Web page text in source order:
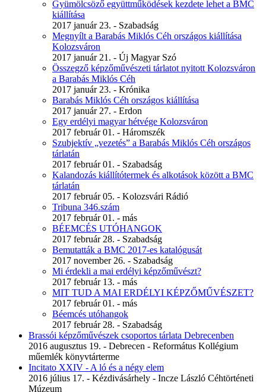
Gyümölcsöző együttműködések kezdete lehet a BMC
kiállítása
2017 január 23. - Szabadság
Megnyílt a Barabás Miklós Céh országos kiállítása
Kolozsváron
2017 január 21. - Új Magyar Szó
Összegző képzőművészeti tárlatot nyitott Kolozsváron
a Barabás Miklós Céh
2017 január 23. - Krónika
Barabás Miklós Céh országos kiállítása
2017 január 27. - Erdon
Egy erdélyi magyar hétvége Kolozsváron
2017 február 01. - Háromszék
Szubjektív „vezetés” a Barabás Miklós Céh országos
tárlatán
2017 február 01. - Szabadság
Kalandozás kiállítótermek és alkotások között a BMC
tárlatán
2017 február 05. - Kolozsvári Rádió
Tribuna 346.szám
2017 február 01. - más
BÉEMCÉS UTÓHANGOK
2017 február 28. - Szabadság
Bemutatták a BMC 2017-es katalógusát
2017 november 26. - Szabadság
Mi érdekli a mai erdélyi képzőművészt?
2017 február 13. - más
MIT TUD A MAI ERDÉLYI KÉPZŐMŰVÉSZET?
2017 február 01. - más
Béemcés utóhangok
2017 február 28. - Szabadság
Brassói képzőművészek csoportos tárlata Debrecenben
2016 augusztus 19. - Debrecen - Református Kollégium
műemlék könyvtárterme
Incitato XXIV - A ló és a négy elem
2016 július 17. - Kézdivásárhely - Incze László Céhtörténeti
Múzeum